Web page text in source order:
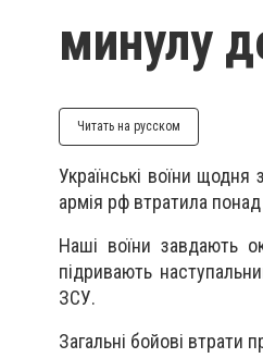
минулу
Читать на русском
Українські воїни
армія рф втратила
Наші воїни завдають
підривають
ЗСУ.
Загальні бойові втрати